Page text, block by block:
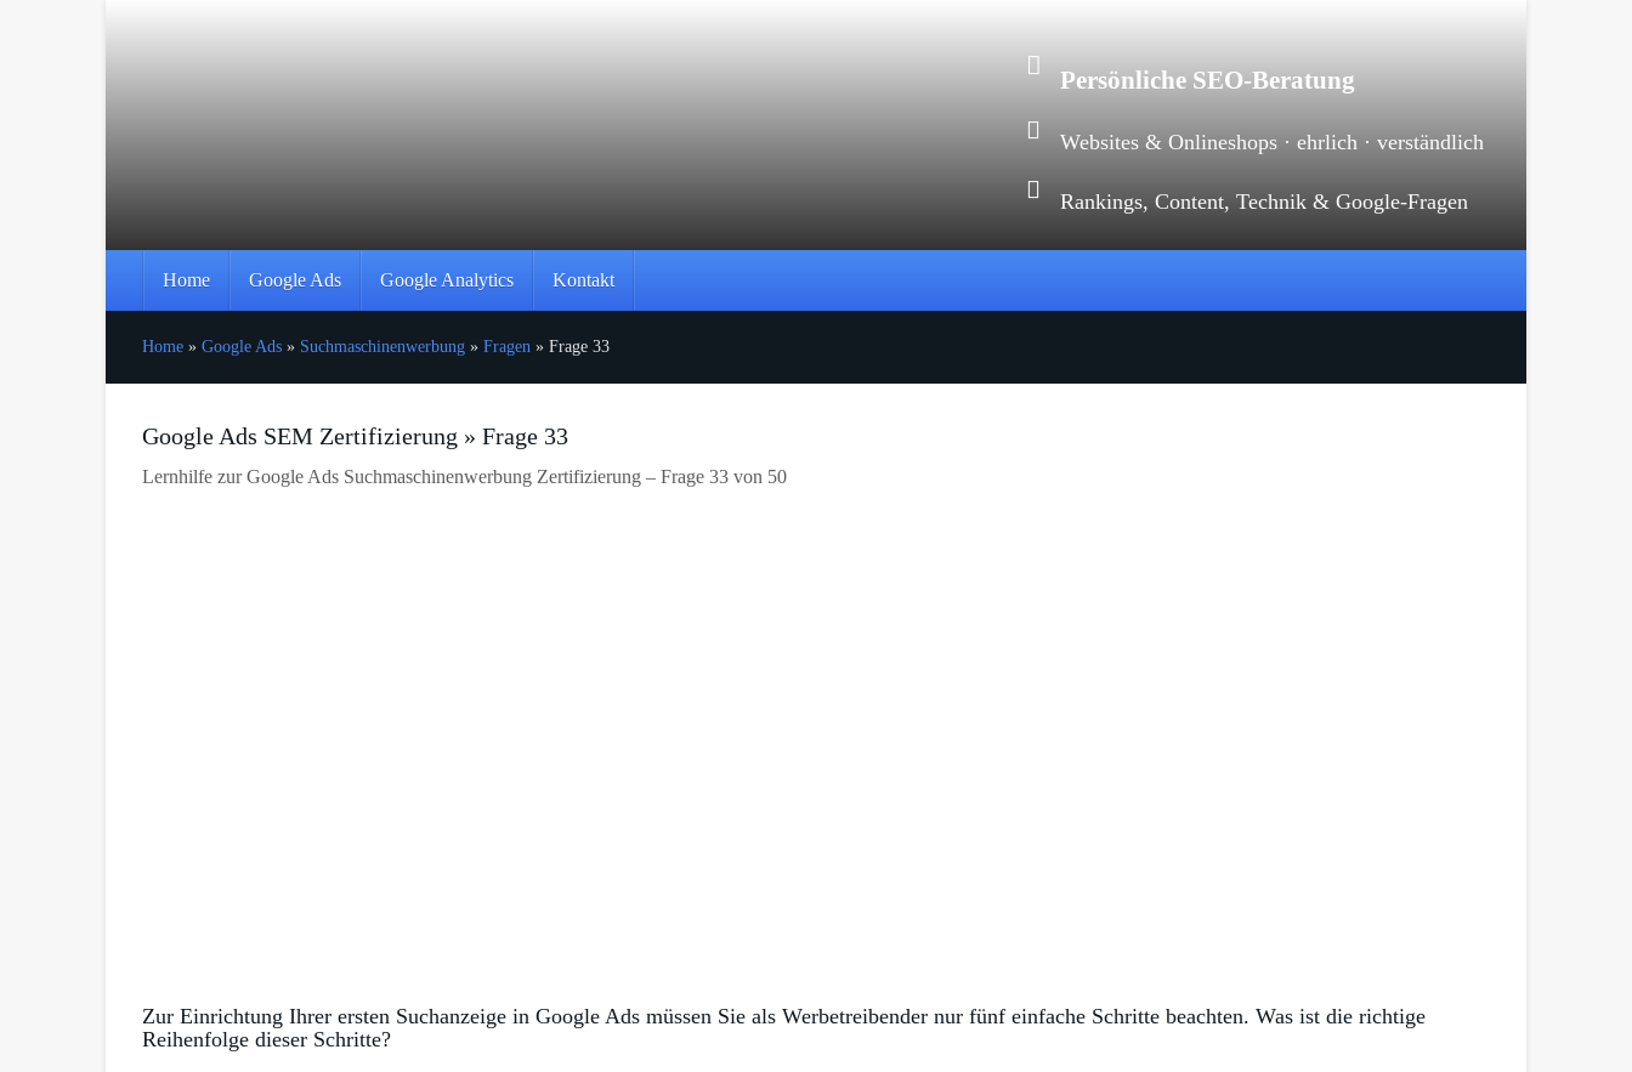
Persönliche SEO-Beratung
Websites & Onlineshops · ehrlich · verständlich
Rankings, Content, Technik & Google-Fragen
Home Google Ads Google Analytics Kontakt
Home » Google Ads » Suchmaschinenwerbung » Fragen » Frage 33
Google Ads SEM Zertifizierung » Frage 33
Lernhilfe zur Google Ads Suchmaschinenwerbung Zertifizierung – Frage 33 von 50
Zur Einrichtung Ihrer ersten Suchanzeige in Google Ads müssen Sie als Werbetreibender nur fünf einfache Schritte beachten. Was ist die richtige
Reihenfolge dieser Schritte?